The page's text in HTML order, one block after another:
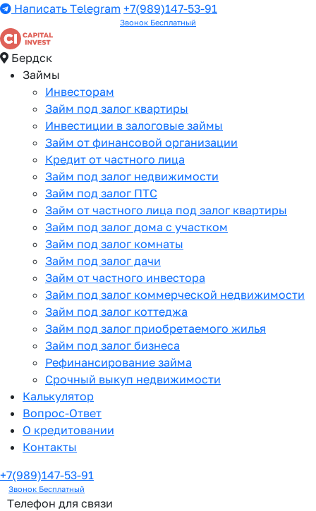
Написать Telegram +7(989)147-53-91
Звонок Бесплатный
Бердск
Займы
Инвесторам
Займ под залог квартиры
Инвестиции в залоговые займы
Займ от финансовой организации
Кредит от частного лица
Займ под залог недвижимости
Займ под залог ПТС
Займ от частного лица под залог квартиры
Займ под залог дома с участком
Займ под залог комнаты
Займ под залог дачи
Займ от частного инвестора
Займ под залог коммерческой недвижимости
Займ под залог коттеджа
Займ под залог приобретаемого жилья
Займ под залог бизнеса
Рефинансирование займа
Срочный выкуп недвижимости
Калькулятор
Вопрос-Ответ
О кредитовании
Контакты
+7(989)147-53-91
Звонок Бесплатный
Телефон для связи